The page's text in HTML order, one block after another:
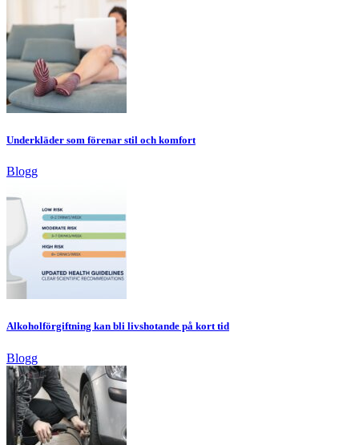
Underkläder som förenar stil och komfort
Blogg
Alkoholförgiftning kan bli livshotande på kort tid
Blogg